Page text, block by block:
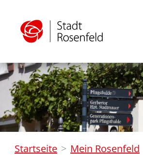
Startseite Mein Rosenfeld